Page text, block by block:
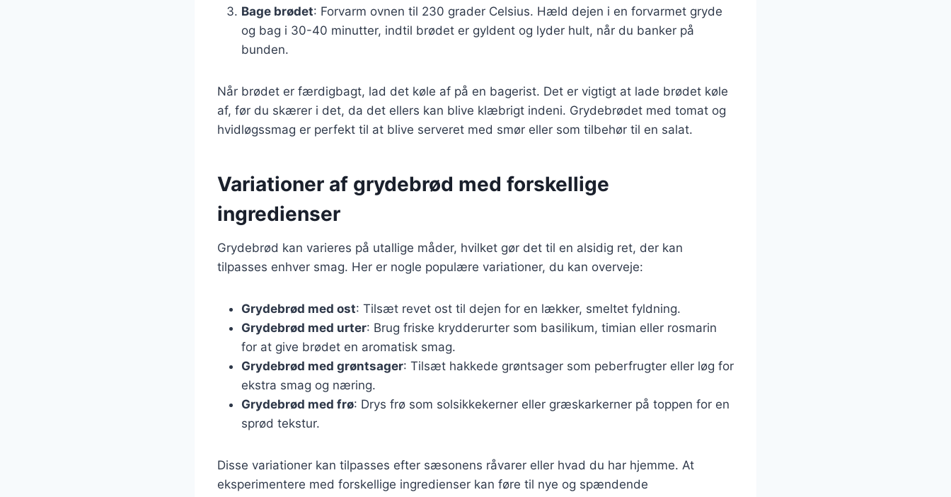
Bage brødet: Forvarm ovnen til 230 grader Celsius. Hæld dejen i en forvarmet gryde
og bag i 30-40 minutter, indtil brødet er gyldent og lyder hult, når du banker på
bunden.
Når brødet er færdigbagt, lad det køle af på en bagerist. Det er vigtigt at lade brødet køle
af, før du skærer i det, da det ellers kan blive klæbrigt indeni. Grydebrødet med tomat og
hvidløgssmag er perfekt til at blive serveret med smør eller som tilbehør til en salat.
Variationer af grydebrød med forskellige
ingredienser
Grydebrød kan varieres på utallige måder, hvilket gør det til en alsidig ret, der kan
tilpasses enhver smag. Her er nogle populære variationer, du kan overveje:
Grydebrød med ost: Tilsæt revet ost til dejen for en lækker, smeltet fyldning.
Grydebrød med urter: Brug friske krydderurter som basilikum, timian eller rosmarin
for at give brødet en aromatisk smag.
Grydebrød med grøntsager: Tilsæt hakkede grøntsager som peberfrugter eller løg for
ekstra smag og næring.
Grydebrød med frø: Drys frø som solsikkekerner eller græskarkerner på toppen for en
sprød tekstur.
Disse variationer kan tilpasses efter sæsonens råvarer eller hvad du har hjemme. At
eksperimentere med forskellige ingredienser kan føre til nye og spændende